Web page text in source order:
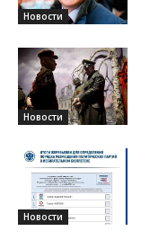
Новости
Новости
Новости